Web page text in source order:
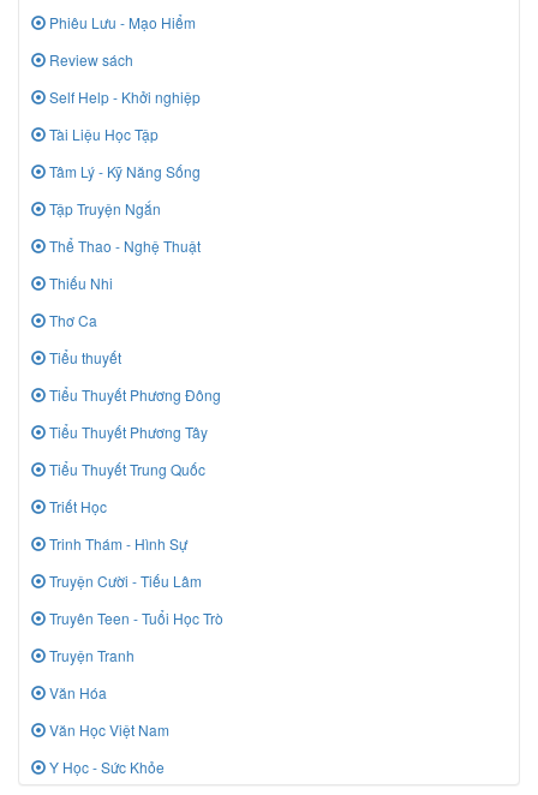
Phiêu Lưu - Mạo Hiểm
Review sách
Self Help - Khởi nghiệp
Tài Liệu Học Tập
Tâm Lý - Kỹ Năng Sống
Tập Truyện Ngắn
Thể Thao - Nghệ Thuật
Thiếu Nhi
Thơ Ca
Tiểu thuyết
Tiểu Thuyết Phương Đông
Tiểu Thuyết Phương Tây
Tiểu Thuyết Trung Quốc
Triết Học
Trinh Thám - Hình Sự
Truyện Cười - Tiếu Lâm
Truyên Teen - Tuổi Học Trò
Truyện Tranh
Văn Hóa
Văn Học Việt Nam
Y Học - Sức Khỏe